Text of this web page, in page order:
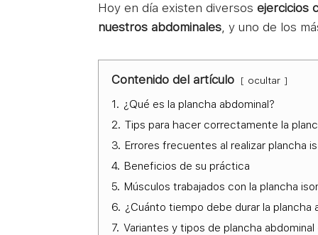
Hoy en día existen diversos ejercicios
nuestros abdominales, y uno de los
Contenido del artículo ocultar
1. ¿Qué es la plancha abdominal?
2. Tips para hacer correctamente la
3. Errores frecuentes al realizar plancha
4. Beneficios de su práctica
5. Músculos trabajados con la plancha
6. ¿Cuánto tiempo debe durar la plancha
7. Variantes y tipos de plancha